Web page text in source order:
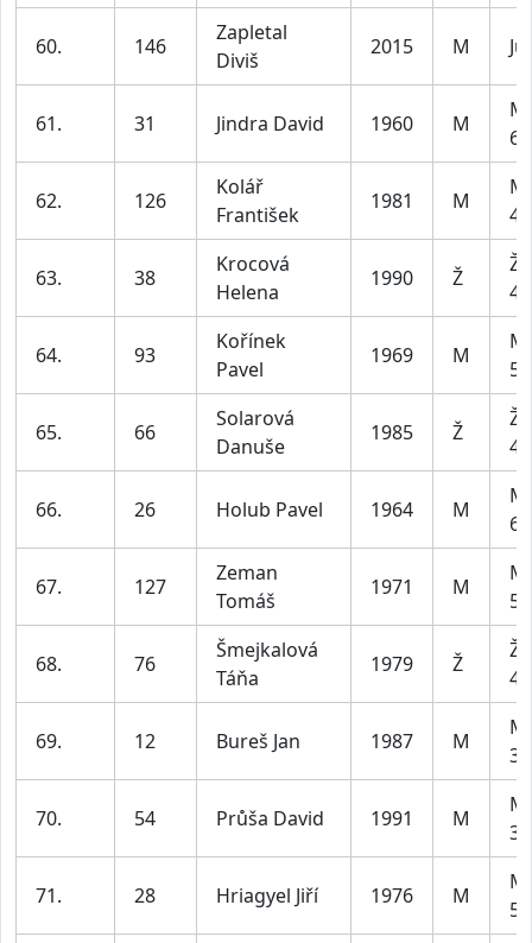
60. 146
Zapletal
Diviš
2015 M
61. 31 Jindra David 1960 M
62. 126
Kolář
František
1981 M
63. 38
Krocová
Helena
1990 Ž
64. 93
Kořínek
Pavel
1969 M
65. 66
Solarová
Danuše
1985 Ž
66. 26 Holub Pavel 1964 M
67. 127
Zeman
Tomáš
1971 M
68. 76
Šmejkalová
Táňa
1979 Ž
69. 12 Bureš Jan 1987 M
70. 54 Průša David 1991 M
71. 28 Hriagyel Jiří 1976 M